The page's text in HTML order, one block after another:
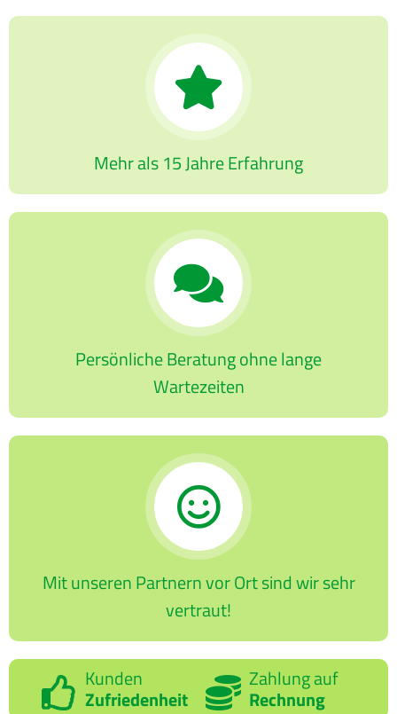
Mehr als 15 Jahre Erfahrung
Persönliche Beratung ohne lange
Wartezeiten
Mit unseren Partnern vor Ort sind wir sehr
vertraut!
Kunden
Zufriedenheit
Zahlung auf
Rechnung